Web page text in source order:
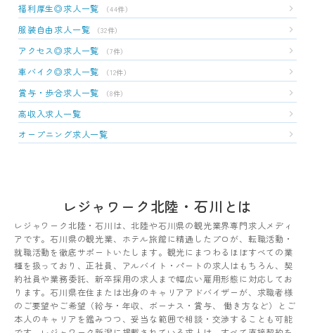
福利厚生◎求人一覧
（44件）
服装自由求人一覧 （32件）
アクセス◎求人一覧 （7件）
車バイク◎求人一覧 （12件）
賞与・歩合求人一覧 （8件）
高収入求人一覧
オープニング求人一覧
レジャワーク北陸・石川とは
レジャワーク北陸・石川は、北陸や石川県の観光業界専門求人メディ
アです。石川県の観光業、ホテル旅館に精通したプロが、転職活動・
就職活動を徹底サポートいたします。観光にまつわるほぼすべての業
種を扱っており、正社員、アルバイト・パートの求人はもちろん、契
約社員や業務委託、新卒採用の求人まで幅広い雇用形態に対応してお
ります。石川県在住または出身のキャリアアドバイザーが、求職者様
のご要望やご希望（給与・年収、ボーナス・賞与、 働き方など）とご
本人のキャリアを鑑みつつ、妥当な範囲で相談・交渉することも可能